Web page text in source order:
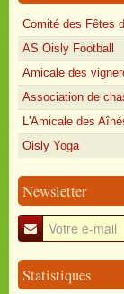
Comité des Fêtes
AS Oisly Football
Amicale des
Association de
L'Amicale des
Oisly Yoga
Newsletter
Statistiques